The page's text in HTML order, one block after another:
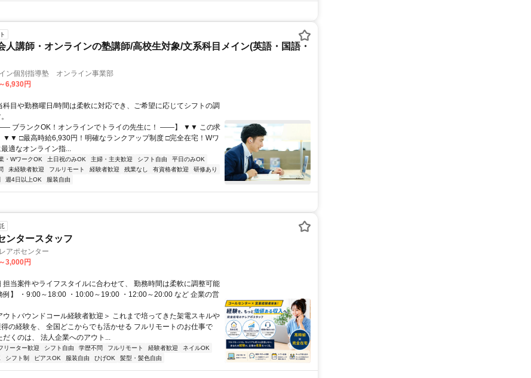
人講師・オンラインの塾講師/高校生対象/文系科目メイン(英語・国語・
ン個別指導塾 オンライン事業部
6,930円
科目や勤務曜日/時間は柔軟に対応でき、ご希望に応じてシフトの調
ブランクOK！オンラインでトライの先生に！ ――】 ▼▼ この求
▼▼ □最高時給6,930円！明確なランクアップ制度 □完全在宅！Wワ
適なオンライン指...
・WワークOK 土日祝のみOK 主婦・主夫歓迎 シフト自由
平日のみOK
未経験者歓迎 フルリモート 経験者歓迎 残業なし 有資格者歓迎
研修あり
週4日以上OK 服装自由
ンタースタッフ
アポセンター
3,000円
担当案件やライフスタイルに合わせて、 勤務時間は柔軟に調整可能
例】 ・9:00～18:00 ・10:00～19:00 ・12:00～20:00 など 企業の営
ウトバウンドコール経験者歓迎＞ これまで培ってきた架電スキルや
の経験を、 全国どこからでも活かせる フルリモートのお仕事で
だくのは、 法人企業へのアウト...
リーター歓迎 シフト自由 学歴不問 フルリモート 経験者歓迎
ネイルOK
シフト制 ピアスOK 服装自由 ひげOK 髪型・髪色自由